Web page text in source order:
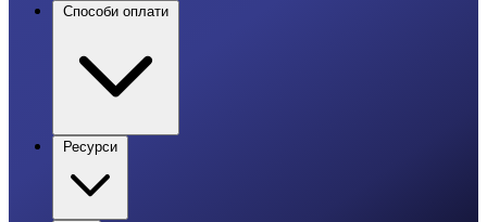
Способи оплати
Ресурси